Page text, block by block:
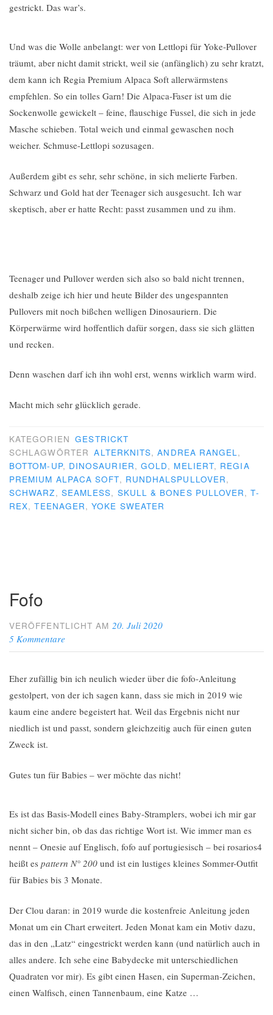
gestrickt. Das war’s.
Und was die Wolle anbelangt: wer von Lettlopi für Yoke-Pullover
träumt, aber nicht damit strickt, weil sie (anfänglich) zu sehr kratzt,
dem kann ich Regia Premium Alpaca Soft allerwärmstens
empfehlen. So ein tolles Garn! Die Alpaca-Faser ist um die
Sockenwolle gewickelt – feine, flauschige Fussel, die sich in jede
Masche schieben. Total weich und einmal gewaschen noch
weicher. Schmuse-Lettlopi sozusagen.
Außerdem gibt es sehr, sehr schöne, in sich melierte Farben.
Schwarz und Gold hat der Teenager sich ausgesucht. Ich war
skeptisch, aber er hatte Recht: passt zusammen und zu ihm.
Teenager und Pullover werden sich also so bald nicht trennen,
deshalb zeige ich hier und heute Bilder des ungespannten
Pullovers mit noch bißchen welligen Dinosauriern. Die
Körperwärme wird hoffentlich dafür sorgen, dass sie sich glätten
und recken.
Denn waschen darf ich ihn wohl erst, wenns wirklich warm wird.
Macht mich sehr glücklich gerade.
KATEGORIEN GESTRICKT
SCHLAGWÖRTER ALTERKNITS,ANDREA RANGEL,
BOTTOM-UP, DINOSAURIER, GOLD, MELIERT, REGIA
PREMIUM ALPACA SOFT, RUNDHALSPULLOVER,
SCHWARZ, SEAMLESS, SKULL & BONES PULLOVER,T-
REX,TEENAGER,YOKE SWEATER
Fofo
VERÖFFENTLICHT AM20. Juli 2020
5 Kommentare
Eher zufällig bin ich neulich wieder über die fofo-Anleitung
gestolpert, von der ich sagen kann, dass sie mich in 2019 wie
kaum eine andere begeistert hat. Weil das Ergebnis nicht nur
niedlich ist und passt, sondern gleichzeitig auch für einen guten
Zweck ist.
Gutes tun für Babies – wer möchte das nicht!
Es ist das Basis-Modell eines Baby-Stramplers, wobei ich mir gar
nicht sicher bin, ob das das richtige Wort ist. Wie immer man es
nennt – Onesie auf Englisch, fofo auf portugiesisch – bei rosarios4
heißt es pattern N° 200 und ist ein lustiges kleines Sommer-Outfit
für Babies bis 3 Monate.
Der Clou daran: in 2019 wurde die kostenfreie Anleitung jeden
Monat um ein Chart erweitert. Jeden Monat kam ein Motiv dazu,
das in den „Latz“ eingestrickt werden kann (und natürlich auch in
alles andere. Ich sehe eine Babydecke mit unterschiedlichen
Quadraten vor mir). Es gibt einen Hasen, ein Superman-Zeichen,
einen Walfisch, einen Tannenbaum, eine Katze …